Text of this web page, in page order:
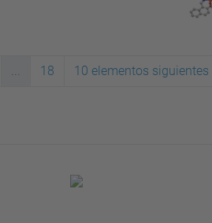
... 18 10 elementos siguientes